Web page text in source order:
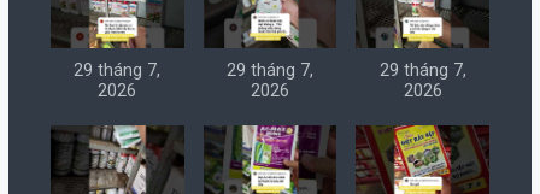
29 tháng 7,
2026
29 tháng 7,
2026
29 tháng 7,
2026